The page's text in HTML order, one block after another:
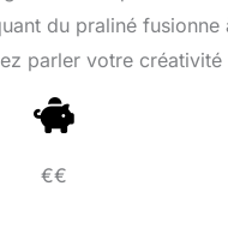
du praliné fusionne
parler votre créativité
€€